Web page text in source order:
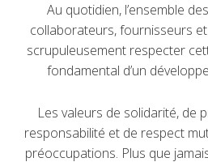
Au quotidien, l’ensemble
collaborateurs, fournisseurs
scrupuleusement respecter
fondamental d’un
Les valeurs de solidarité, de
responsabilité et de respect
préoccupations. Plus que